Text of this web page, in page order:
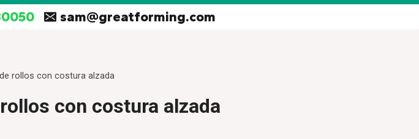
sam@greatforming.com
rollos con costura alzada
con costura alzada